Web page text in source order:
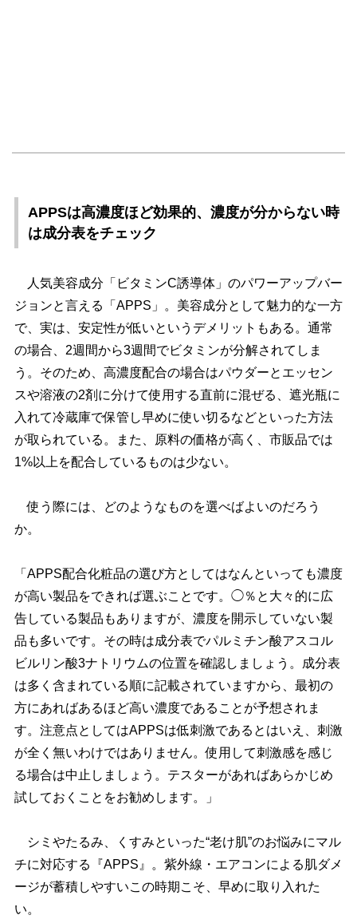
APPSは高濃度ほど効果的、濃度が分からない時
は成分表をチェック
人気美容成分「ビタミンC誘導体」のパワーアップバー
ジョンと言える「APPS」。美容成分として魅力的な一方
で、実は、安定性が低いというデメリットもある。通常
の場合、2週間から3週間でビタミンが分解されてしま
う。そのため、高濃度配合の場合はパウダーとエッセン
スや溶液の2剤に分けて使用する直前に混ぜる、遮光瓶に
入れて冷蔵庫で保管し早めに使い切るなどといった方法
が取られている。また、原料の価格が高く、市販品では
1%以上を配合しているものは少ない。
使う際には、どのようなものを選べばよいのだろう
か。
「APPS配合化粧品の選び方としてはなんといっても濃度
が高い製品をできれば選ぶことです。◯％と大々的に広
告している製品もありますが、濃度を開示していない製
品も多いです。その時は成分表でパルミチン酸アスコル
ビルリン酸3ナトリウムの位置を確認しましょう。成分表
は多く含まれている順に記載されていますから、最初の
方にあればあるほど高い濃度であることが予想されま
す。注意点としてはAPPSは低刺激であるとはいえ、刺激
が全く無いわけではありません。使用して刺激感を感じ
る場合は中止しましょう。テスターがあればあらかじめ
試しておくことをお勧めします。」
シミやたるみ、くすみといった“老け肌”のお悩みにマル
チに対応する『APPS』。紫外線・エアコンによる肌ダメ
ージが蓄積しやすいこの時期こそ、早めに取り入れた
い。